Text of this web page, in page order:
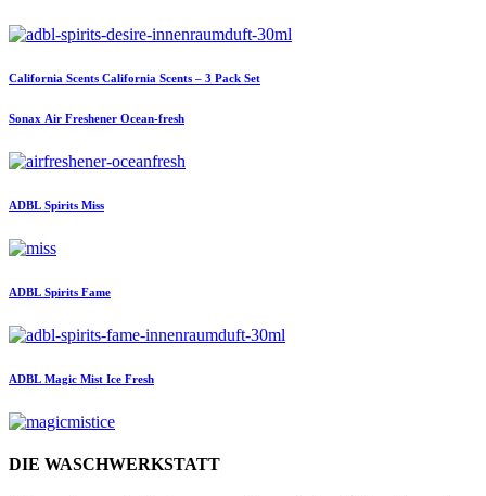
California Scents California Scents – 3 Pack Set
Sonax Air Freshener Ocean-fresh
ADBL Spirits Miss
ADBL Spirits Fame
ADBL Magic Mist Ice Fresh
DIE WASCHWERKSTATT